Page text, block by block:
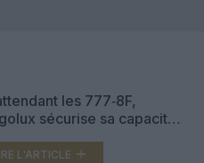
les 777‑8F,
sécurise sa capacité
L'ARTICLE